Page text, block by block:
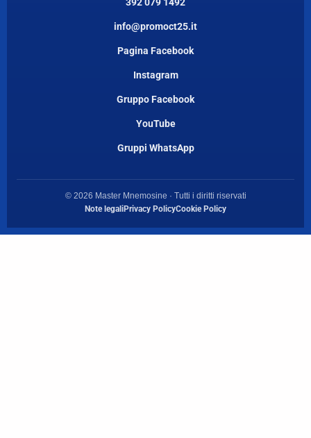
info@promoct25.it
Pagina Facebook
Instagram
Gruppo Facebook
YouTube
Gruppi WhatsApp
© 2026 Master Mnemosine · Tutti i diritti riservati
Note legaliPrivacy PolicyCookie Policy